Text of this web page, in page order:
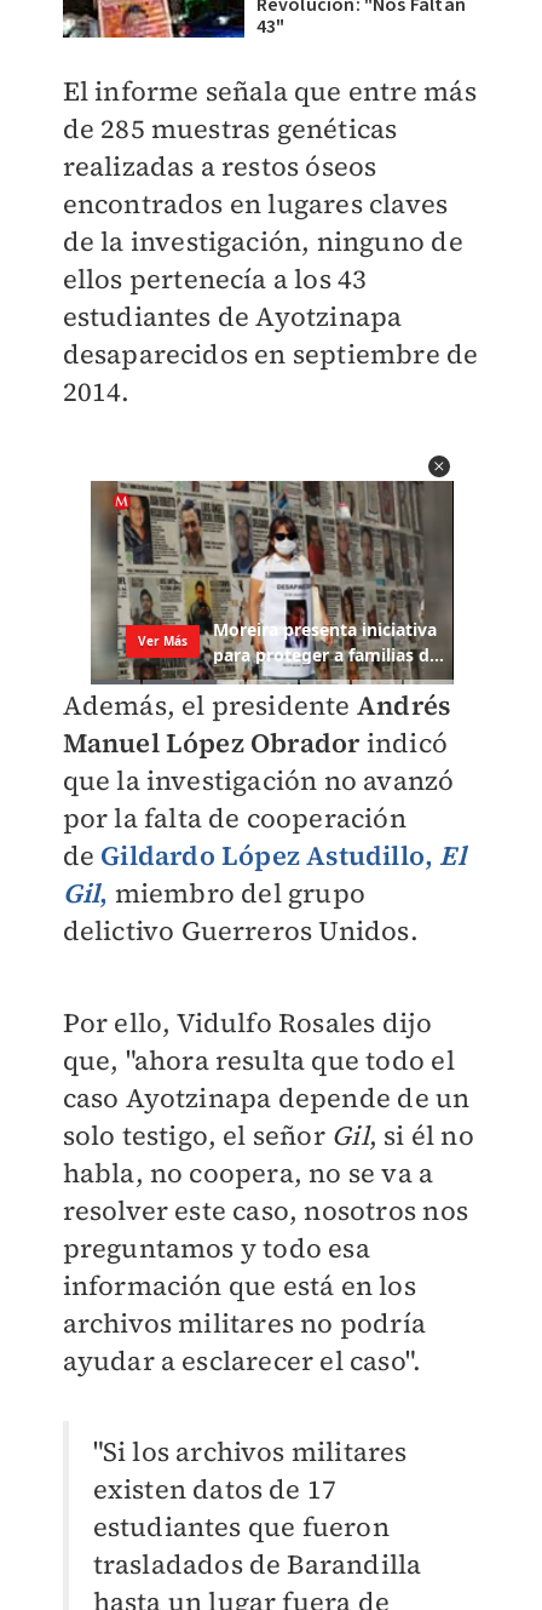
43"
El informe señala que entre más
de 285 muestras genéticas
realizadas a restos óseos
encontrados en lugares claves
de la investigación, ninguno de
ellos pertenecía a los 43
estudiantes de Ayotzinapa
desaparecidos en septiembre de
2014.
Además, el presidente Andrés
Manuel López Obradorindicó
que la investigación no avanzó
por la falta de cooperación
de Gildardo López Astudillo, El
Gil, miembro del grupo
delictivo Guerreros Unidos.
Por ello, Vidulfo Rosales dijo
que, "ahora resulta que todo el
caso Ayotzinapa depende de un
solo testigo, el señor Gil, si él no
habla, no coopera, no se va a
resolver este caso, nosotros nos
preguntamos y todo esa
información que está en los
archivos militares no podría
ayudar a esclarecer el caso".
"Si los archivos militares
existen datos de 17
estudiantes que fueron
trasladados de Barandilla
hasta un lugar fuera de